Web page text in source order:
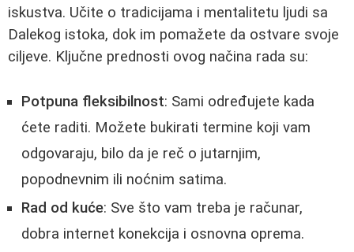
iskustva. Učite o tradicijama i mentalitetu ljudi sa
Dalekog istoka, dok im pomažete da ostvare svoje
ciljeve. Ključne prednosti ovog načina rada su:
Potpuna fleksibilnost: Sami određujete kada
ćete raditi. Možete bukirati termine koji vam
odgovaraju, bilo da je reč o jutarnjim,
popodnevnim ili noćnim satima.
Rad od kuće: Sve što vam treba je računar,
dobra internet konekcija i osnovna oprema.